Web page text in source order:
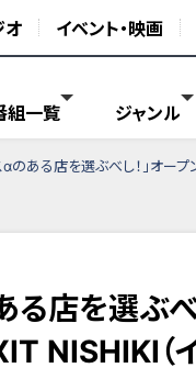
オ イベント・映画
組一覧 ジャンル
αのある店を選ぶべし！」オー
る店を選ぶ
NISHIKI（